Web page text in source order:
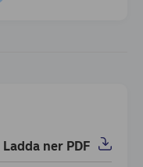
Ladda ner PDF